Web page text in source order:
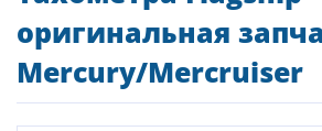
оригинальная
Mercury/Mercruiser